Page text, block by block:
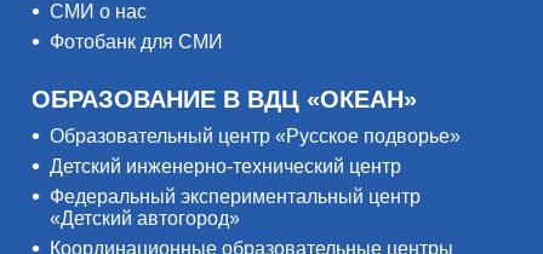
СМИ о нас
Фотобанк для СМИ
ОБРАЗОВАНИЕ В ВДЦ «ОКЕАН»
Образовательный центр «Русское подворье»
Детский инженерно-технический центр
Федеральный экспериментальный центр
«Детский автогород»
Координационные образовательные центры